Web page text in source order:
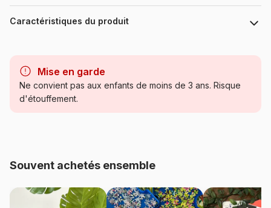
Olivia Gibbs | Jennifer Nelson Artists, Inc.
Caractéristiques du produit
Catégorie Puzzles - Mers et Océans
Référence Pieces-Peace-F-00286
Mise en garde
Ne convient pas aux enfants de moins de 3 ans. Risque
d'étouffement.
Souvent achetés ensemble